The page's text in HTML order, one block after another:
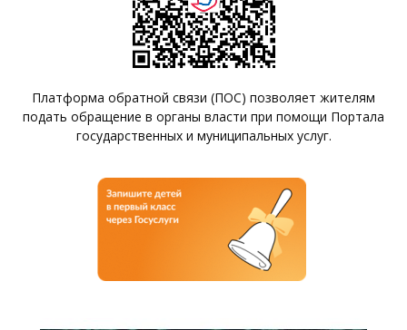
Платформа обратной связи (ПОС) позволяет жителям
подать обращение в органы власти при помощи Портала
государственных и муниципальных услуг.